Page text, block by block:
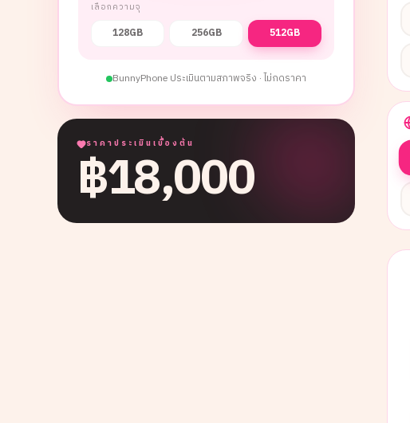
เลือกความจุ
128GB 256GB 512GB
BunnyPhone ประเมินตามสภาพจริง · ไม่กดราคา
ราคาประเมินเบื้องต้น
฿18,000